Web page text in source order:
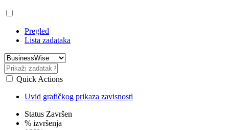
Pregled
Lista zadataka
Quick Actions
Uvid grafičkog prikaza zavisnosti
Status Završen
% izvršenja